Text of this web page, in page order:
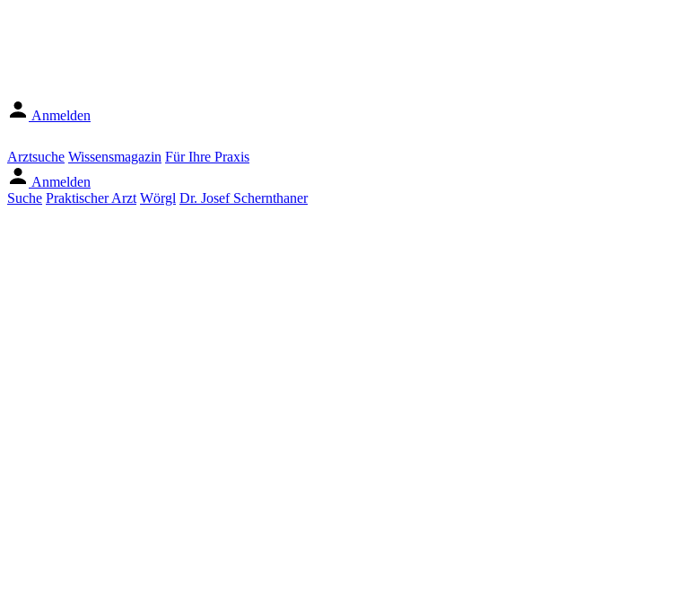
Anmelden
Arztsuche Wissensmagazin Für Ihre Praxis
Anmelden
Suche Praktischer Arzt Wörgl Dr. Josef Schernthaner